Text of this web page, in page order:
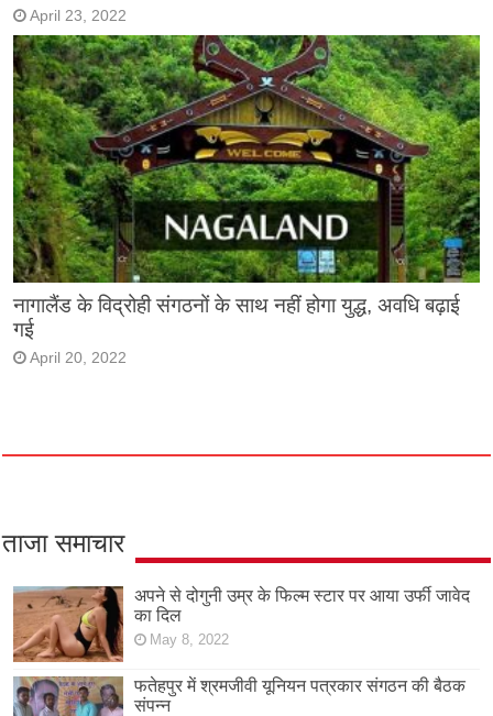
April 23, 2022
नागालैंड के विद्रोही संगठनों के साथ नहीं होगा युद्ध, अवधि बढ़ाई
गई
April 20, 2022
ताजा समाचार
अपने से दोगुनी उम्र के फिल्म स्टार पर आया उर्फी जावेद
का दिल
May 8, 2022
फतेहपुर में श्रमजीवी यूनियन पत्रकार संगठन की बैठक
संपन्न